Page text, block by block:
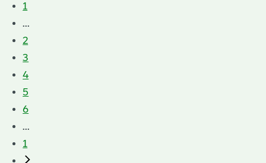
1
...
2
3
4
5
6
...
1